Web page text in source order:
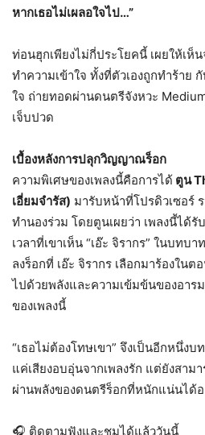
หากเธอไม่เผลอใจไป…”
ท่อนฮุกเพียงไม่กี่ประโยคนี้ เผยให้เห็
ทำความเข้าใจ ทั้งที่ตัวเองถูกทำร้า
ใจ ถ่ายทอดผ่านดนตรีจังหวะ
เจ็บปวด
เบื้องหลังการปลุกวิญญาณร็อก
ความพิเศษของเพลงนี้คือการได้ ตูน
เอี่ยมจำรัส) มารับหน้าที่โปรดิวเซอร์
ทำนองร่วม โดยตูนเผยว่า เพลงนี้ได้
เวลาที่เขาเห็น “เอ๊ะ จิรากร” ในบทบ
ลงร็อกที่ เอ๊ะ จิรากร เลือกมาร้องใน
ไปด้วยพลังและความเข้มข้นของอา
ของเพลงนี้
“เธอไม่ต้องโทษเขา” จึงเป็นอีกหนึ่ง
แค่เสียงอบอุ่นจากเพลงรัก แต่ยังสาม
ผ่านพลังของดนตรีร็อกที่หนักแน่นได้อ
🎧 ติดตามฟังและชมได้แล้ววันนี้